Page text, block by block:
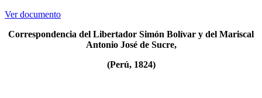
Ver documento
Correspondencia del Libertador Simón Bolívar y del Mariscal
Antonio José de Sucre,
(Perú, 1824)